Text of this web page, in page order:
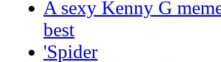
A sexy Kenny G
best
'Spider